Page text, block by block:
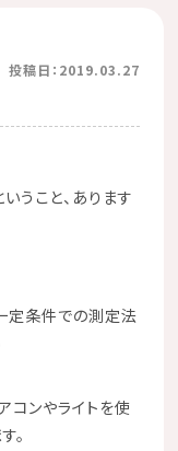
投稿日：2019.03.27
いうこと、あります
定条件での測定法
コンやライトを使
。